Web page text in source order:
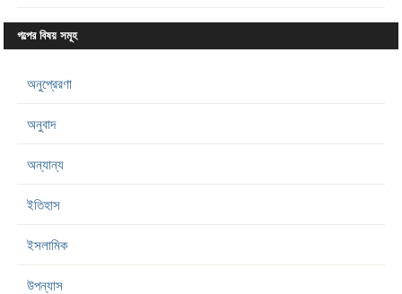
গল্পের বিষয় সমূহ
অনুপ্রেরণা
অনুবাদ
অন্যান্য
ইতিহাস
ইসলামিক
উপন্যাস